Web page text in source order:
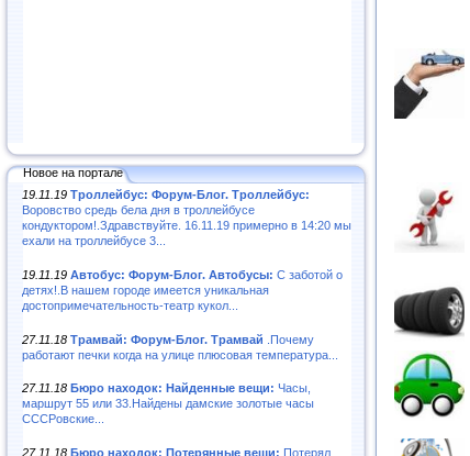
Новое на портале
19.11.19 Троллейбус: Форум-Блог. Троллейбус:
Воровство средь бела дня в троллейбусе
кондуктором!.Здравствуйте. 16.11.19 примерно в 14:20 мы
ехали на троллейбусе 3...
19.11.19 Автобус: Форум-Блог. Автобусы: С заботой о
детях!.В нашем городе имеется уникальная
достопримечательность-театр кукол...
27.11.18 Трамвай: Форум-Блог. Трамвай .Почему
работают печки когда на улице плюсовая температура...
27.11.18 Бюро находок: Найденные вещи: Часы,
маршрут 55 или 33.Найдены дамские золотые часы
СССРовские...
27.11.18 Бюро находок: Потерянные вещи: Потерял